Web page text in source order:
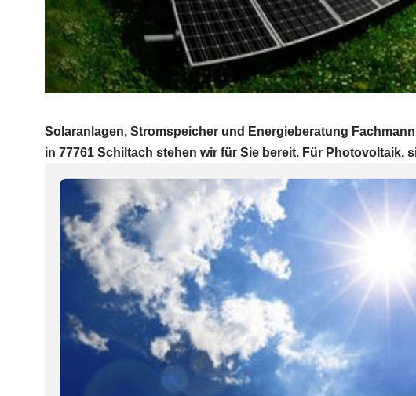
Solaranlagen, Stromspeicher und Energieberatung
in 77761 Schiltach stehen wir für Sie bereit. Für Photovoltaik,